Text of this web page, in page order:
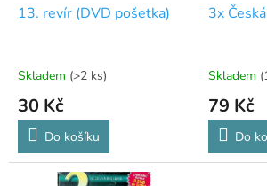
13. revír (DVD pošetka)
Skladem (>2 ks)
30 Kč
Do košíku
3x
Skladem
79 Kč
Do